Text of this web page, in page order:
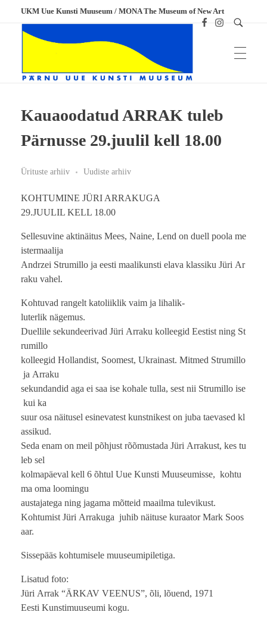
UKM Uue Kunsti Muuseum / MONA The Museum of New Art
UKM
Uue Kunsti Muuseum
Kauaoodatud ARRAK tuleb
Pärnusse 29.juulil kell 18.00
Ürituste arhiiv Uudiste arhiiv
KOHTUMINE JÜRI ARRAKUGA
29.JUULIL KELL 18.00
Sellesuvine aktinäitus Mees, Naine, Lend on duell poola me
istermaalija
Andrzei Strumillo ja eesti maalikunsti elava klassiku Jüri Ar
raku vahel.
Kohtuvad rangelt katoliiklik vaim ja lihalik-
luterlik nägemus.
Duellile sekundeerivad Jüri Arraku kolleegid Eestist ning St
rumillo
kolleegid Hollandist, Soomest, Ukrainast. Mitmed Strumillo
ja Arraku
sekundandid aga ei saa ise kohale tulla, sest nii Strumillo ise
kui ka
suur osa näitusel esinevatest kunstnikest on juba taevased kl
assikud.
Seda enam on meil põhjust rõõmustada Jüri Arrakust, kes tu
leb sel
kolmapäeval kell 6 õhtul Uue Kunsti Muuseumisse, kohtu
ma oma loomingu
austajatega ning jagama mõtteid maailma tulevikust.
Kohtumist Jüri Arrakuga juhib näituse kuraator Mark Soos
aar.
Sissepääs kohtumisele muuseumipiletiga.
Lisatud foto:
Jüri Arrak “ÄRKAV VEENUS”, õli, lõuend, 1971
Eesti Kunstimuuseumi kogu.